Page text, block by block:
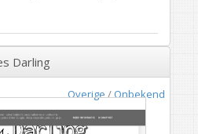
Darling
Overige / Onbekend